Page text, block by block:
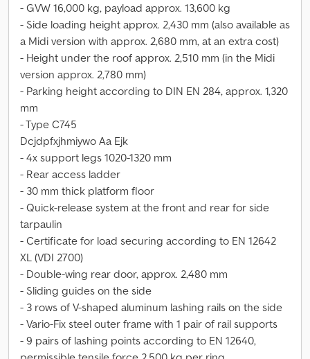
- GVW 16,000 kg, payload approx. 13,600 kg
- Side loading height approx. 2,430 mm (also available as
a Midi version with approx. 2,680 mm, at an extra cost)
- Height under the roof approx. 2,510 mm (in the Midi
version approx. 2,780 mm)
- Parking height according to DIN EN 284, approx. 1,320
mm
- Type C745
Dcjdpfxjhmiywo Aa Ejk
- 4x support legs 1020-1320 mm
- Rear access ladder
- 30 mm thick platform floor
- Quick-release system at the front and rear for side
tarpaulin
- Certificate for load securing according to EN 12642
XL (VDI 2700)
- Double-wing rear door, approx. 2,480 mm
- Sliding guides on the side
- 3 rows of V-shaped aluminum lashing rails on the side
- Vario-Fix steel outer frame with 1 pair of rail supports
- 9 pairs of lashing points according to EN 12640,